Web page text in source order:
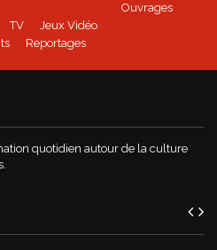
TV Jeux Vidéo
Ouvrages
Reportages
quotidien autour de la culture